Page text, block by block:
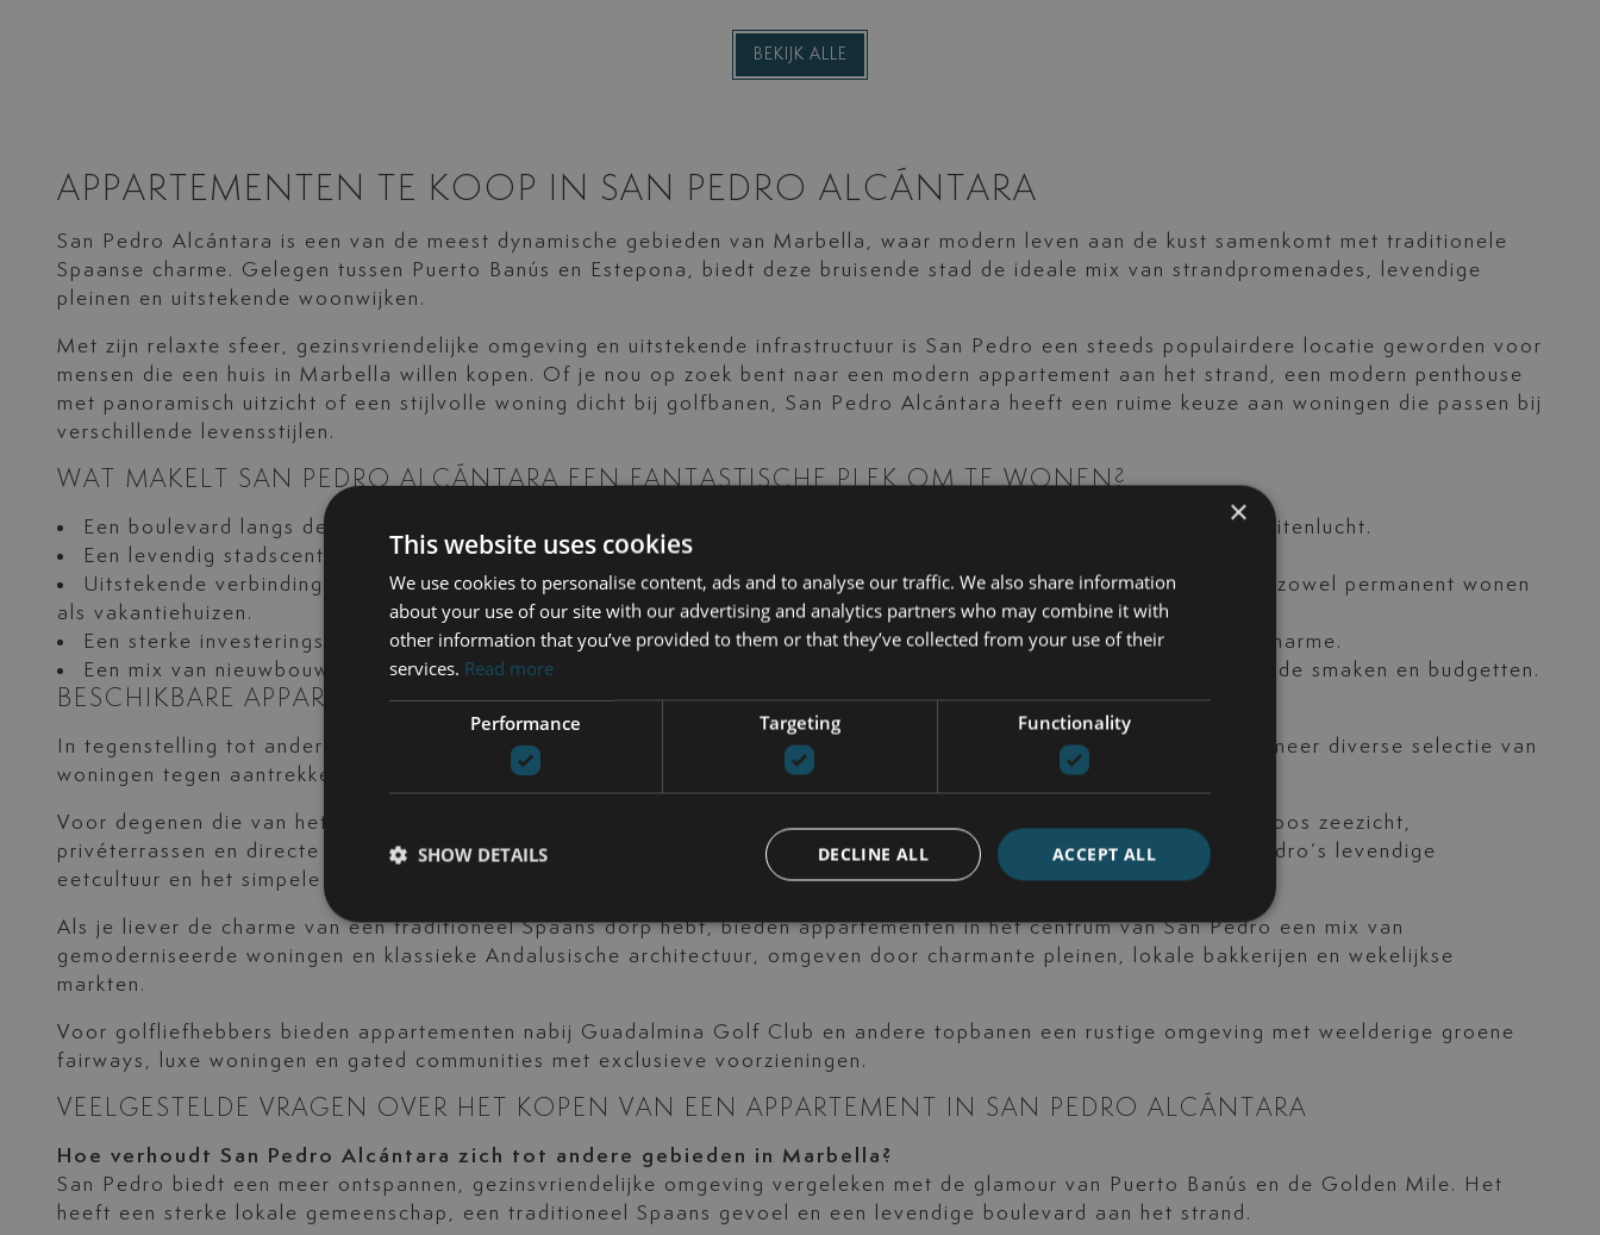
BEKIJK ALLE
APPARTEMENTEN TE KOOP IN SAN PEDRO ALCÁNTARA
San Pedro Alcántara is een van de meest dynamische gebieden van Marbella, waar modern leven aan de kust samenkomt met traditionele
Spaanse charme. Gelegen tussen Puerto Banús en Estepona, biedt deze bruisende stad de ideale mix van strandpromenades, levendige
pleinen en uitstekende woonwijken.
Met zijn relaxte sfeer, gezinsvriendelijke omgeving en uitstekende infrastructuur is San Pedro een steeds populairdere locatie geworden voor
mensen die een huis in Marbella willen kopen. Of je nou op zoek bent naar een modern appartement aan het strand, een modern penthouse
met panoramisch uitzicht of een stijlvolle woning dicht bij golfbanen, San Pedro Alcántara heeft een ruime keuze aan woningen die passen bij
verschillende levensstijlen.
WAT MAKELT SAN PEDRO ALCÁNTARA EEN FANTASTISCHE PLEK OM TE WONEN?
Een boulevard langs de kust met restaurants en cafés, ideaal voor ontspannende wandelingen en dineren in de buitenlucht.
Een levendig stadscentrum met boetieks, traditionele pleinen en een gastvrije lokale gemeenschap.
Uitstekende verbindingen met Marbella, Puerto Banús en de luchthaven van Malaga, waardoor het ideaal is voor zowel permanent wonen
als vakantiehuizen.
Een sterke investeringsmogelijkheid, met stijgende vraag naar vastgoed door de mix van charme, gemak en kustcharme.
Een mix van nieuwbouwprojecten en klassieke appartementen in Spaanse stijl, met mogelijkheden voor verschillende smaken en budgetten.
BESCHIKBARE APPARTEMENTSTIJLEN IN SAN PEDRO ALCÁNTARA
In tegenstelling tot andere delen van Marbella, waar ultraluxe de boventoon voert, biedt San Pedro Alcántara een meer diverse selectie van
woningen tegen aantrekkelijke prijzen.
Voor degenen die van het leven aan het strand houden, bieden moderne appartementen langs de promenade eindeloos zeezicht,
privéterrassen en directe toegang tot het strand. Deze woningen zijn zeer gewild vanwege hun nabijheid van San Pedro’s levendige
eetcultuur en het simpele kustleven.
Als je liever de charme van een traditioneel Spaans dorp hebt, bieden appartementen in het centrum van San Pedro een mix van
gemoderniseerde woningen en klassieke Andalusische architectuur, omgeven door charmante pleinen, lokale bakkerijen en wekelijkse
markten.
Voor golfliefhebbers bieden appartementen nabij Guadalmina Golf Club en andere topbanen een rustige omgeving met weelderige groene
fairways, luxe woningen en gated communities met exclusieve voorzieningen.
VEELGESTELDE VRAGEN OVER HET KOPEN VAN EEN APPARTEMENT IN SAN PEDRO ALCÁNTARA
Hoe verhoudt San Pedro Alcántara zich tot andere gebieden in Marbella?
San Pedro biedt een meer ontspannen, gezinsvriendelijke omgeving vergeleken met de glamour van Puerto Banús en de Golden Mile. Het
heeft een sterke lokale gemeenschap, een traditioneel Spaans gevoel en een levendige boulevard aan het strand.
×
This website uses cookies
We use cookies to personalise content, ads and to analyse our traffic. We also share information
about your use of our site with our advertising and analytics partners who may combine it with
other information that you’ve provided to them or that they’ve collected from your use of their
services. Read more
Performance Targeting Functionality
ACCEPT ALL
DECLINE ALL
SHOW DETAILS